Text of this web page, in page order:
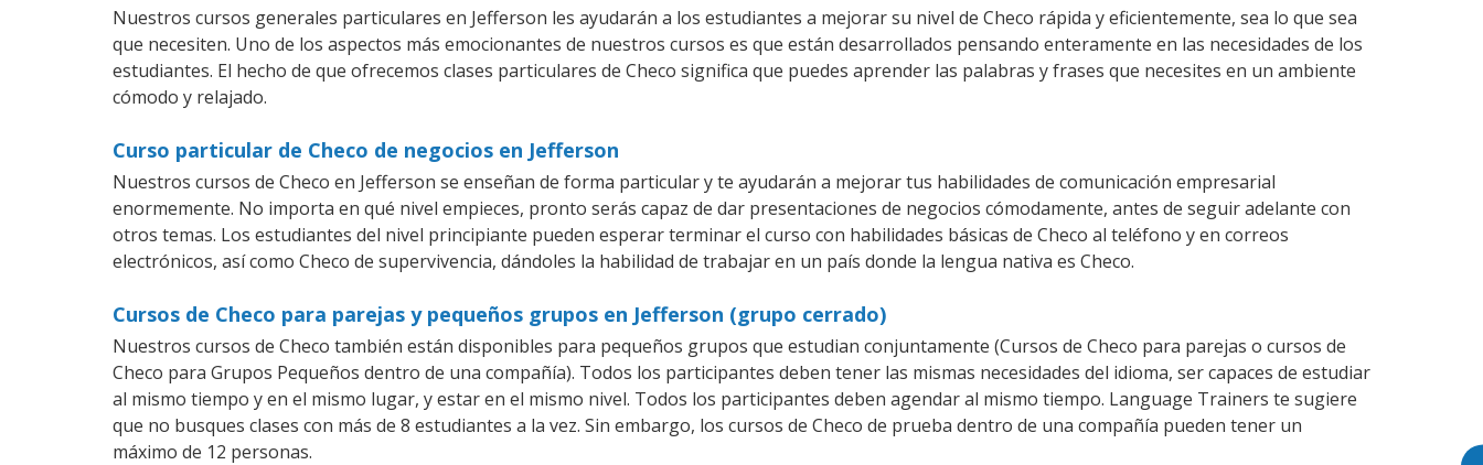
Nuestros cursos generales particulares en Jefferson les ayudarán a los estudiantes a mejorar su nivel de Checo rápida y eficientemente, sea lo que sea
que necesiten. Uno de los aspectos más emocionantes de nuestros cursos es que están desarrollados pensando enteramente en las necesidades de los
estudiantes. El hecho de que ofrecemos clases particulares de Checo significa que puedes aprender las palabras y frases que necesites en un ambiente
cómodo y relajado.
Curso particular de Checo de negocios en Jefferson
Nuestros cursos de Checo en Jefferson se enseñan de forma particular y te ayudarán a mejorar tus habilidades de comunicación empresarial
enormemente. No importa en qué nivel empieces, pronto serás capaz de dar presentaciones de negocios cómodamente, antes de seguir adelante con
otros temas. Los estudiantes del nivel principiante pueden esperar terminar el curso con habilidades básicas de Checo al teléfono y en correos
electrónicos, así como Checo de supervivencia, dándoles la habilidad de trabajar en un país donde la lengua nativa es Checo.
Cursos de Checo para parejas y pequeños grupos en Jefferson (grupo cerrado)
Nuestros cursos de Checo también están disponibles para pequeños grupos que estudian conjuntamente (Cursos de Checo para parejas o cursos de
Checo para Grupos Pequeños dentro de una compañía). Todos los participantes deben tener las mismas necesidades del idioma, ser capaces de estudiar
al mismo tiempo y en el mismo lugar, y estar en el mismo nivel. Todos los participantes deben agendar al mismo tiempo. Language Trainers te sugiere
que no busques clases con más de 8 estudiantes a la vez. Sin embargo, los cursos de Checo de prueba dentro de una compañía pueden tener un
máximo de 12 personas.